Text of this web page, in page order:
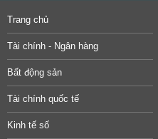
Trang chủ
Tài chính - Ngân hàng
Bất động sản
Tài chính quốc tế
Kinh tế số